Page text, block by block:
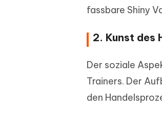
fassbare Shiny
2. Kunst des
Der soziale
Trainers. Der
den